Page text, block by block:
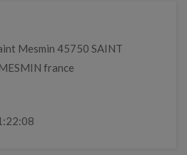
Mesmin 45750 SAINT
france